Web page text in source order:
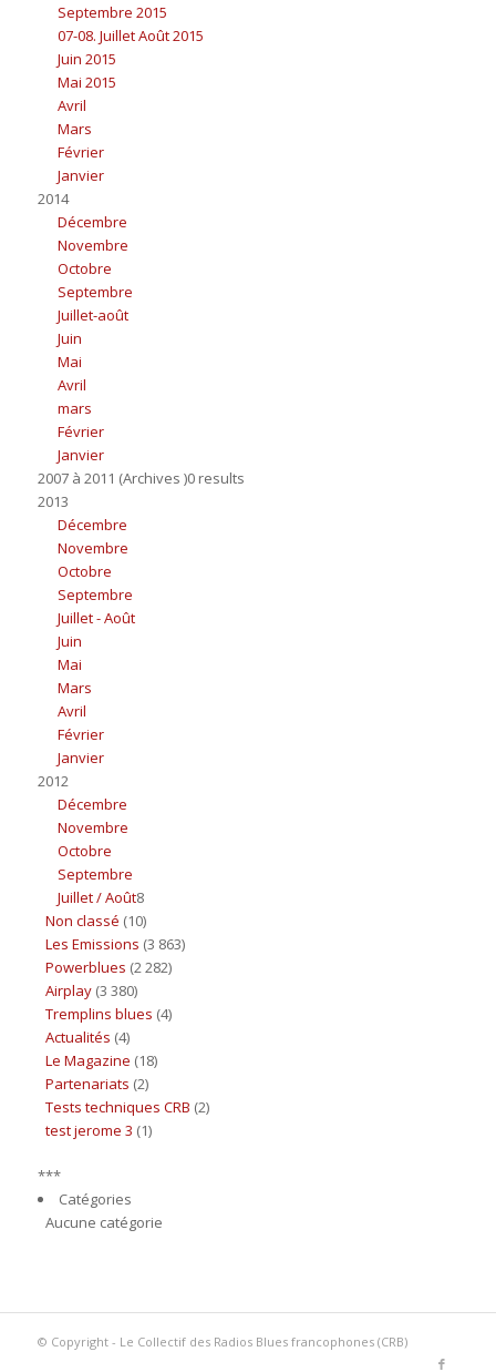
Septembre 2015
07-08. Juillet Août 2015
Juin 2015
Mai 2015
Avril
Mars
Février
Janvier
2014
Décembre
Novembre
Octobre
Septembre
Juillet-août
Juin
Mai
Avril
mars
Février
Janvier
2007 à 2011 (Archives )0 results
2013
Décembre
Novembre
Octobre
Septembre
Juillet - Août
Juin
Mai
Mars
Avril
Février
Janvier
2012
Décembre
Novembre
Octobre
Septembre
Juillet / Août8
Non classé (10)
Les Emissions (3 863)
Powerblues (2 282)
Airplay(3 380)
Tremplins blues (4)
Actualités (4)
Le Magazine (18)
Partenariats (2)
Tests techniques CRB (2)
test jerome 3 (1)
***
Catégories
Aucune catégorie
© Copyright - Le Collectif des Radios Blues francophones (CRB)